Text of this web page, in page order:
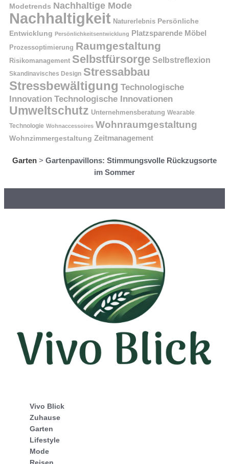
Modetrends Nachhaltige Mode
Nachhaltigkeit Naturerlebnis Persönliche
Entwicklung Persönlichkeitsentwicklung Platzsparende Möbel
Prozessoptimierung Raumgestaltung
Risikomanagement Selbstfürsorge Selbstreflexion
Skandinavisches Design Stressabbau
Stressbewältigung Technologische
Innovation Technologische Innovationen
Umweltschutz Unternehmensberatung Wearable
Technologie Wohnaccessoires Wohnraumgestaltung
Wohnzimmergestaltung Zeitmanagement
Garten > Gartenpavillons: Stimmungsvolle Rückzugsorte
im Sommer
Vivo Blick
Zuhause
Garten
Lifestyle
Mode
Reisen